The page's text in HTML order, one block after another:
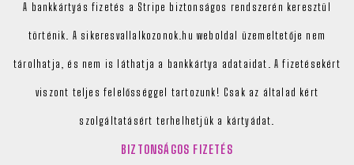
A bankkártyás fizetés a Stripe biztonságos rendszerén keresztül
történik. A sikeresvallalkozonok.hu weboldal üzemeltetője nem
tárolhatja, és nem is láthatja a bankkártya adataidat. A fizetésekért
viszont teljes felelősséggel tartozunk! Csak az általad kért
szolgáltatásért terhelhetjük a kártyádat.
BIZTONSÁGOS FIZETÉS